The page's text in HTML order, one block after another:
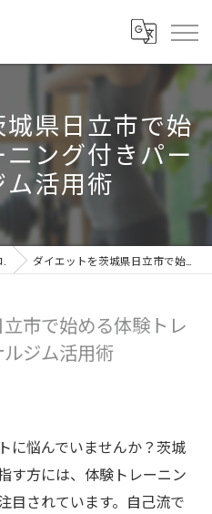
県日立市で始
ング付きパー
活用術
ダイエットを茨城県日立市で始める体験トレーニング付きパーソナルジム活用術
市で始める体験トレ
ジム活用術
に悩んでいませんか？茨城
す方には、体験トレーニン
目されています。自己流で